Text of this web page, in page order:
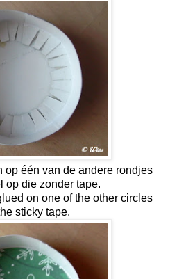
op één van de andere rondjes
op die zonder tape.
on one of the other circles
sticky tape.